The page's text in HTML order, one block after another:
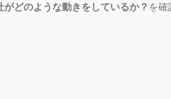
どのような動きをしているか？ を確